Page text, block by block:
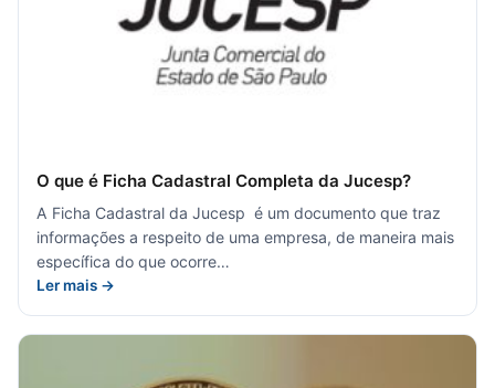
O que é Ficha Cadastral Completa da Jucesp?
A Ficha Cadastral da Jucesp é um documento que traz
informações a respeito de uma empresa, de maneira mais
específica do que ocorre…
Ler mais →